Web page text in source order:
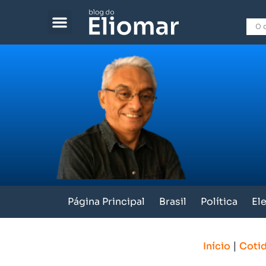
Página Principal Brasil Política
Início |